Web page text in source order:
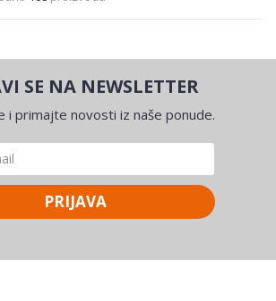
SE NA NEWSLETTER
i primajte novosti iz naše ponude.
PRIJAVA